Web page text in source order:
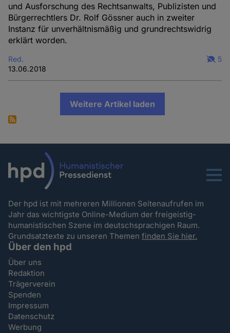
und Ausforschung des Rechtsanwalts, Publizisten und
Bürgerrechtlers Dr. Rolf Gössner auch in zweiter
Instanz für unverhältnismäßig und grundrechtswidrig
erklärt worden.
Red.
13.06.2018
5
Weitere Artikel laden
Menu
Der hpd ist mit mehreren Millionen Seitenaufrufen im
Jahr das wichtigste Online-Medium der freigeistig-
humanistischen Szene im deutschsprachigen Raum.
Grundsatztexte zu unseren Themenfinden Sie hier.
Über den hpd
Über uns
Redaktion
Trägerverein
Spenden
Impressum
Datenschutz
Werbung